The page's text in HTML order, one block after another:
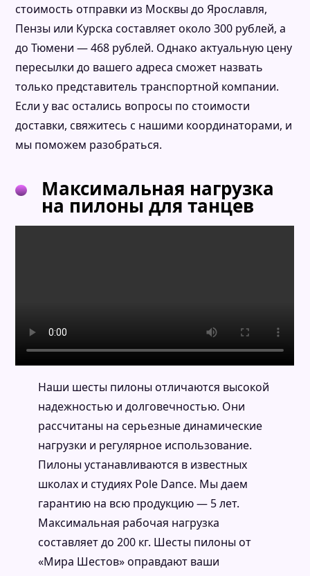
стоимость отправки из Москвы до Ярославля,
Пензы или Курска составляет около 300 рублей, а
до Тюмени — 468 рублей. Однако актуальную цену
пересылки до вашего адреса сможет назвать
только представитель транспортной компании.
Если у вас остались вопросы по стоимости
доставки, свяжитесь с нашими координаторами, и
мы поможем разобраться.
Максимальная нагрузка
на пилоны для танцев
Наши шесты пилоны отличаются высокой
надежностью и долговечностью. Они
рассчитаны на серьезные динамические
нагрузки и регулярное использование.
Пилоны устанавливаются в известных
школах и студиях Pole Dance. Мы даем
гарантию на всю продукцию — 5 лет.
Максимальная рабочая нагрузка
составляет до 200 кг. Шесты пилоны от
«Мира Шестов» оправдают ваши